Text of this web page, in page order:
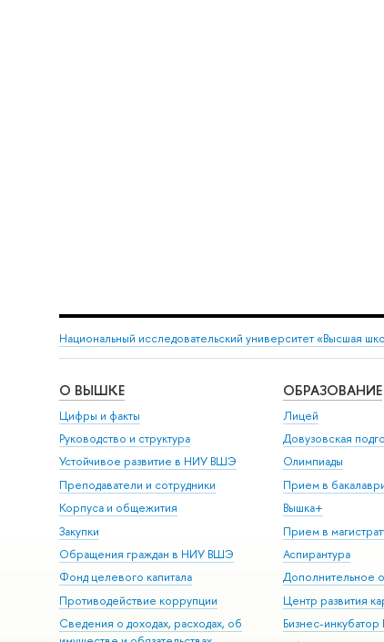
Национальный исследовательский университет «Высшая
О ВЫШКЕ
Цифры и факты
Руководство и структура
Устойчивое развитие в НИУ ВШЭ
Преподаватели и сотрудники
Корпуса и общежития
Закупки
Обращения граждан в НИУ ВШЭ
Фонд целевого капитала
Противодействие коррупции
Сведения о доходах, расходах, об
ОБРАЗОВАНИЕ
Лицей
Довузовская
Олимпиады
Прием в
Вышка+
Прием в
Аспирантура
Дополнительное
Центр развития
Бизнес-